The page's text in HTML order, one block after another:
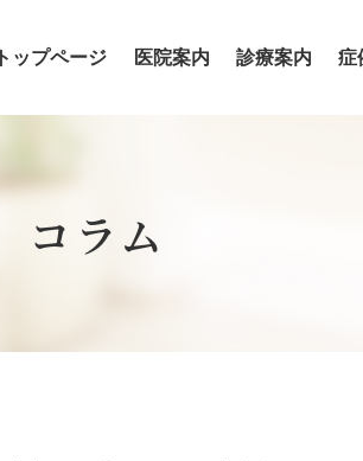
トップページ 医院案内 診療案内 症
コラム